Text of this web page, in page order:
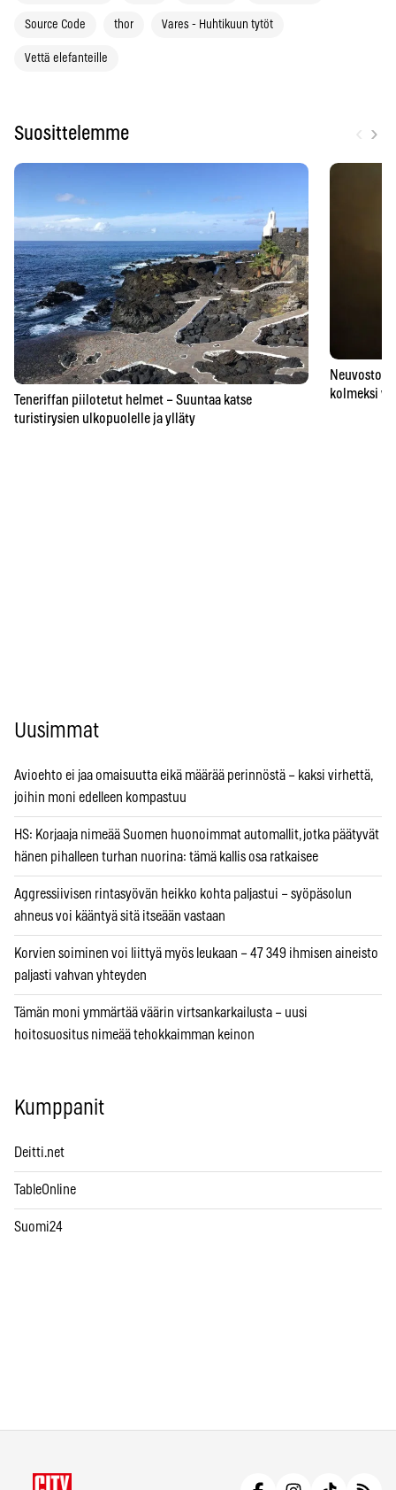
Source Code thor Vares - Huhtikuun tytöt
Vettä elefanteille
Suosittelemme ›
Teneriffan piilotetut helmet – Suuntaa katse
turistirysien ulkopuolelle ja ylläty
kolmeksi
Uusimmat
Avioehto ei jaa omaisuutta eikä määrää perinnöstä – kaksi virhettä,
joihin moni edelleen kompastuu
HS: Korjaaja nimeää Suomen huonoimmat automallit, jotka päätyvät
hänen pihalleen turhan nuorina: tämä kallis osa ratkaisee
Aggressiivisen rintasyövän heikko kohta paljastui – syöpäsolun
ahneus voi kääntyä sitä itseään vastaan
Korvien soiminen voi liittyä myös leukaan – 47 349 ihmisen aineisto
paljasti vahvan yhteyden
Tämän moni ymmärtää väärin virtsankarkailusta – uusi
hoitosuositus nimeää tehokkaimman keinon
Kumppanit
Deitti.net
TableOnline
Suomi24